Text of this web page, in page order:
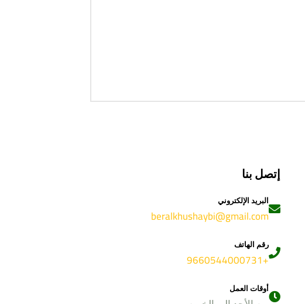
إتصل بنا
البريد الإلكتروني
beralkhushaybi@gmail.com
رقم الهاتف
+9660544000731
أوقات العمل